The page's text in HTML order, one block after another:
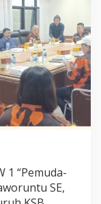
1 “Pemuda-
SE,